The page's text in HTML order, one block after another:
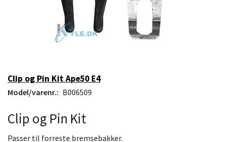
Clip og Pin Kit Ape50 E4
Model/varenr.: B006509
Clip og Pin Kit
Passer til forreste bremsebakker.